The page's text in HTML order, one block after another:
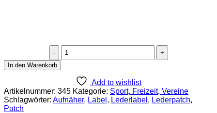
Lederlabel
"kein
Menge
In den Warenkorb
Add to wishlist
Artikelnummer: 345 Kategorie: Sport, Freizeit, Vereine
Schlagwörter: Aufnäher, Label , Lederlabel , Lederpatch,
Patch